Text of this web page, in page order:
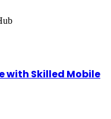
with Skilled Mobile